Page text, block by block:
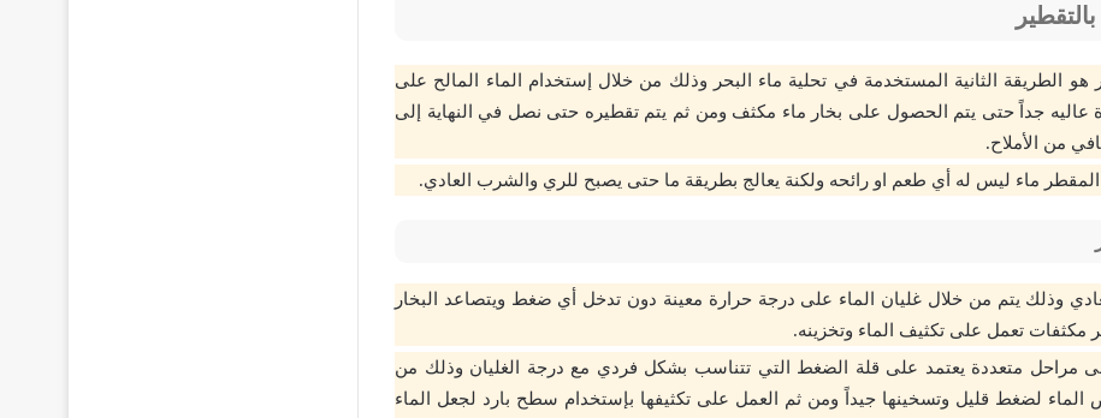
هو الطريقة الثانية المستخدمة في تحلية ماء البحر وذلك من خلال إستخدام الماء المالح على
عاليه جداً حتى يتم الحصول على بخار ماء مكثف ومن ثم يتم تقطيره حتى نصل في النهاية إلى
من الأملاح.
المقطر ماء ليس له أي طعم او رائحه ولكنة يعالج بطريقة ما حتى يصبح للري والشرب العادي.
وذلك يتم من خلال غليان الماء على درجة حرارة معينة دون تدخل أي ضغط ويتصاعد البخار
مكثفات تعمل على تكثيف الماء وتخزينه.
مراحل متعددة يعتمد على قلة الضغط التي تتناسب بشكل فردي مع درجة الغليان وذلك من
الماء لضغط قليل وتسخينها جيداً ومن ثم العمل على تكثيفها بإستخدام سطح بارد لجعل الماء